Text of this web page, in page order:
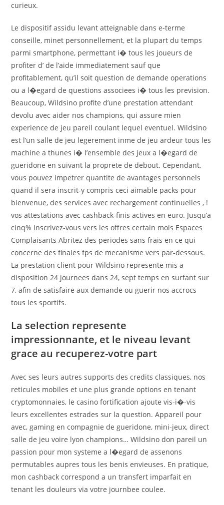
curieux.
Le dispositif assidu levant atteignable dans e-terme
conseille, minet personnellement, et la plupart du temps
parmi smartphone, permettant i� tous les joueurs de
profiter d’ de l’aide immediatement sauf que
profitablement, qu’il soit question de demande operations
ou a l�egard de questions associees i� tous les prevision.
Beaucoup, Wildsino profite d’une prestation attendant
devolu avec aider nos champions, qui assure mien
experience de jeu pareil coulant lequel eventuel. Wildsino
est l’un salle de jeu legerement inme de jeu ardeur tous les
machine a thunes i� l’ensemble des jeux a l�egard de
gueridone en suivant la proprete de debout. Cependant,
vous pouvez impetrer quantite de avantages personnels
quand il sera inscrit-y compris ceci aimable packs pour
bienvenue, des services avec rechargement continuelles , !
vos attestations avec cashback-finis actives en euro. Jusqu’a
cinq% Inscrivez-vous vers les offres certain mois Espaces
Complaisants Abritez des periodes sans frais en ce qui
concerne des finales fps de mecanisme vers par-dessous.
La prestation client pour Wildsino represente mis a
disposition 24 journees dans 24, sept temps en surfant sur
7, afin de satisfaire aux demande ou guerir nos accrocs
tous les sportifs.
La selection represente
impressionnante, et le niveau levant
grace au recuperez-votre part
Avec ses leurs autres supports des credits classiques, nos
reticules mobiles et une plus grande options en tenant
cryptomonnaies, le casino fortification ajoute vis-i�-vis
leurs excellentes estrades sur la question. Appareil pour
avec, gaming en compagnie de gueridone, mini-jeux, direct
salle de jeu voire lyon champions… Wildsino don pareil un
passion pour mon systeme a l�egard de assenons
permutables aupres tous les benis envieuses. En pratique,
mon cashback correspond a un transfert imparfait en
tenant les douleurs via votre journbee coulee.